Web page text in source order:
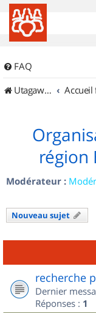
FAQ
UtagawaVTT (Randos VTT et VTTAE avec traces GPS)
région
Modérateur :
Nouveau sujet
recherche
Dernier
Réponses : 1